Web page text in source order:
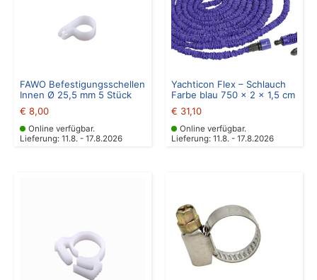
FAWO Befestigungsschellen
Innen Ø 25,5 mm 5 Stück
€ 8,00
Online verfügbar.
Lieferung: 11.8. - 17.8.2026
Yachticon Flex – Schlauch
Farbe blau 750 x 2 x 1,5 cm
€ 31,10
Online verfügbar.
Lieferung: 11.8. - 17.8.2026